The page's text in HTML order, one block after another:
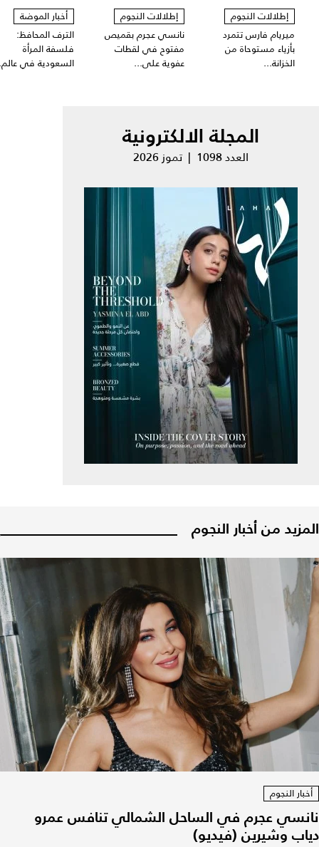
إطلالات النجوم
ميريام فارس تتمرد
بأزياء مستوحاة من
الخزانة...
إطلالات النجوم
نانسي عجرم بقميص
مفتوح في لقطات
عفوية على...
أخبار الموضة
الترف المحافظ:
فلسفة المرأة
السعودية في
المجلة الالكترونية
العدد 1098 | تموز 2026
المزيد من أخبار النجوم
أخبار النجوم
نانسي عجرم في الساحل الشمالي تنافس عمرو
دياب وشيرين (فيديو)